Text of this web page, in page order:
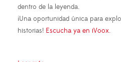
dentro de la leyenda.
¡Una oportunidad única para
historias! Escucha ya en iVoox.